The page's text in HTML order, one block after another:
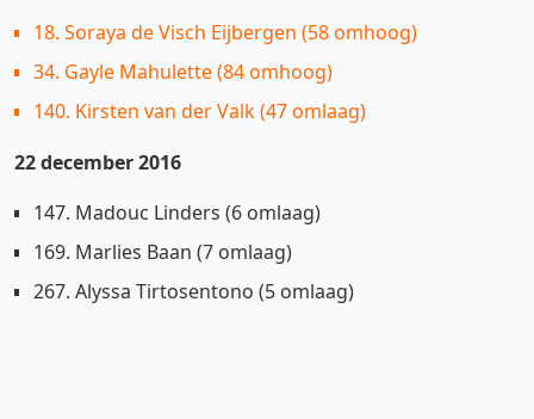
18. Soraya de Visch Eijbergen (58 omhoog)
34. Gayle Mahulette (84 omhoog)
140. Kirsten van der Valk (47 omlaag)
22 december 2016
147. Madouc Linders (6 omlaag)
169. Marlies Baan (7 omlaag)
267. Alyssa Tirtosentono (5 omlaag)